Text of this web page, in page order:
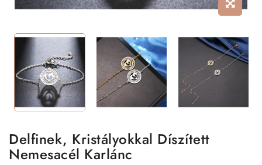
Delfinek, Kristályokkal Díszített
Nemesacél Karlánc